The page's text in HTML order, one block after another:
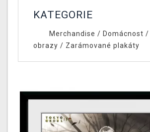
KATEGORIE
Merchandise / Domácnost /
obrazy / Zarámované plakáty